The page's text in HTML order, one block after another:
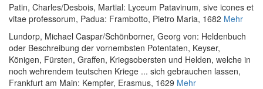
Patin, Charles/Desbois, Martial: Lyceum Patavinum, sive icones et
vitae professorum, Padua: Frambotto, Pietro Maria, 1682 Mehr
Lundorp, Michael Caspar/Schönborner, Georg von: Heldenbuch
oder Beschreibung der vornembsten Potentaten, Keyser,
Königen, Fürsten, Graffen, Kriegsobersten und Helden, welche in
noch wehrendem teutschen Kriege ... sich gebrauchen lassen,
Frankfurt am Main: Kempfer, Erasmus, 1629 Mehr